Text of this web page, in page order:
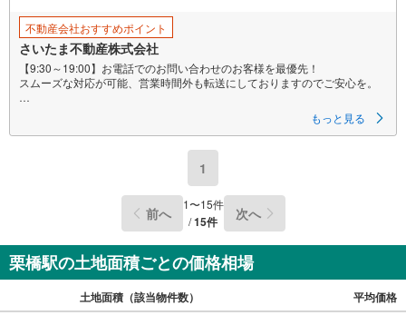
存
す
不動産会社おすすめポイント
さいたま不動産株式会社
【9:30～19:00】お電話でのお問い合わせのお客様を最優先！
スムーズな対応が可能、営業時間外も転送にしておりますのでご安心を。
■建築条件なし売地につき、お好きなハウスメーカーで建築が可能。
■多彩な設計プランが入りやすい整形地。
≪さいたま不動産よりお客様へ≫
【小さな会社ですが経験豊富なスタッフが全力対応！】
当社スタッフは色々な不動産会社で培ってきた経験実績があります。
大手には少ない迅速・丁寧・アットホームがモットーです。
【お買い替えや売却ご検討中のお客様も大歓迎!!】
福島県等の遠方や、事故物件や再建築不可物件の実績もあり。
当社直接の買い取りもしておりますのでご安心下さい！
もっと見る
1
前へ 1〜15件
/15件 次へ
栗橋駅の土地面積ごとの価格相場
土地面積（該当物件数） 平均価格